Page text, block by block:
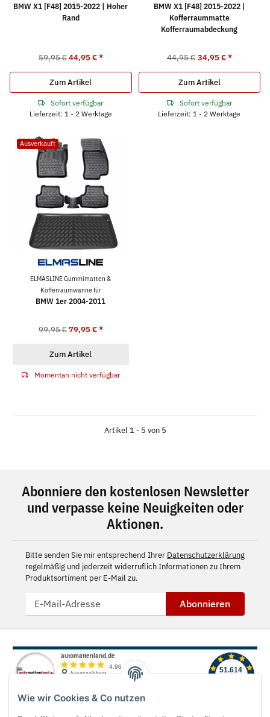
Wie wir Cookies & Co nutzen
BMW X1 [F48] 2015-2022 | Hoher
Rand
59,95 € 44,95 €*
Zum Artikel
Sofort verfügbar
Lieferzeit: 1 - 2 Werktage
BMW X1 [F48] 2015-2022 |
Kofferraummatte
Kofferraumabdeckung
44,95 € 34,95 €*
Zum Artikel
Sofort verfügbar
Lieferzeit: 1 - 2 Werktage
Ausverkauft
ELMASLINE Gummimatten &
Kofferraumwanne für
BMW 1er 2004-2011
99,95 € 79,95 €*
Zum Artikel
Momentan nicht verfügbar
Artikel 1 - 5 von 5
Abonniere den kostenlosen Newsletter
und verpasse keine Neuigkeiten oder
Aktionen.
Bitte senden Sie mir entsprechend Ihrer Datenschutzerklärung
regelmäßig und jederzeit widerruflich Informationen zu Ihrem
Produktsortiment per E-Mail zu.
Abonnieren